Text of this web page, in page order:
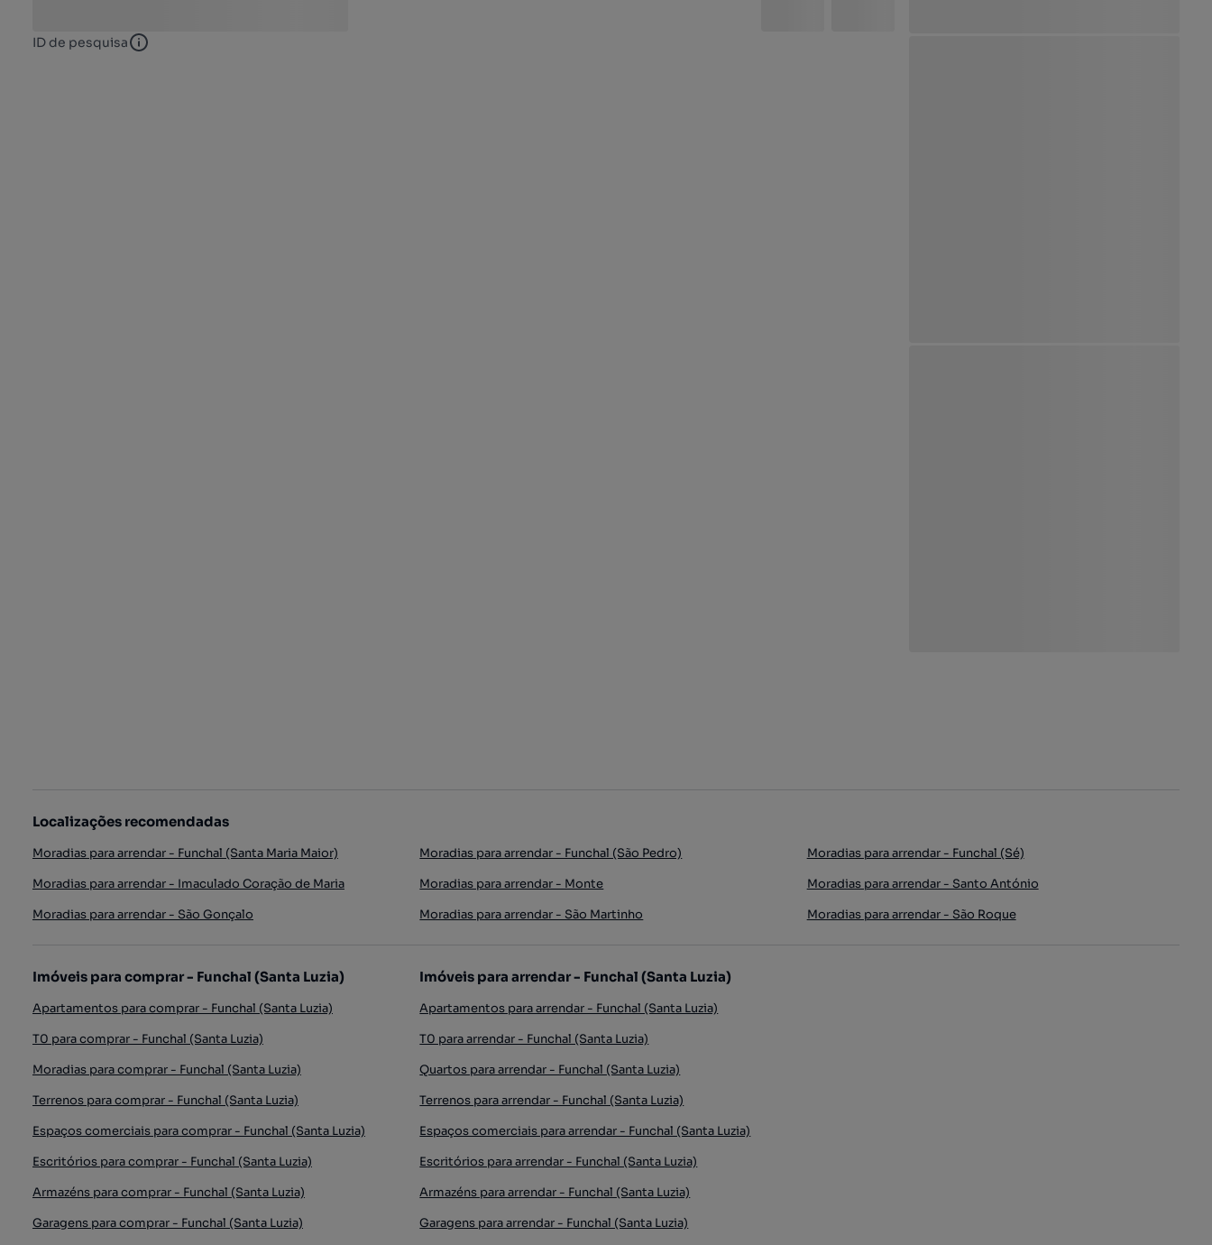
ID de pesquisa ID de pesquisa
Localizações recomendadas
Moradias para arrendar - Funchal (Santa Maria Maior) Moradias para arrendar - Funchal (São Pedro)
Moradias para arrendar - Funchal (Sé)
Moradias para arrendar - Imaculado Coração de Maria
Moradias para arrendar - Monte
Moradias para arrendar - Santo António
Moradias para arrendar - São Gonçalo
Moradias para arrendar - São Martinho Moradias para arrendar - São Roque
Imóveis para comprar - Funchal (Santa Luzia)
Apartamentos para comprar - Funchal (Santa Luzia)
T0 para comprar - Funchal (Santa Luzia)
Moradias para comprar - Funchal (Santa Luzia)
Terrenos para comprar - Funchal (Santa Luzia)
Espaços comerciais para comprar - Funchal (Santa Luzia)
Escritórios para comprar - Funchal (Santa Luzia)
Armazéns para comprar - Funchal (Santa Luzia)
Garagens para comprar - Funchal (Santa Luzia)
Imóveis para arrendar - Funchal (Santa Luzia)
Apartamentos para arrendar - Funchal (Santa Luzia)
T0 para arrendar - Funchal (Santa Luzia)
Quartos para arrendar - Funchal (Santa Luzia)
Terrenos para arrendar - Funchal (Santa Luzia)
Espaços comerciais para arrendar - Funchal (Santa Luzia)
Escritórios para arrendar - Funchal (Santa Luzia)
Armazéns para arrendar - Funchal (Santa Luzia)
Garagens para arrendar - Funchal (Santa Luzia)